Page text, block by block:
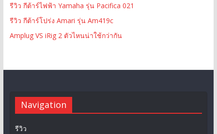
รีวิว กีต้าร์ไฟฟ้า Yamaha รุ่น Pacifica 021
รีวิว กีต้าร์โปร่ง Amari รุ่น Am419c
Amplug VS iRig 2 ตัวไหนน่าใช้กว่ากัน
Navigation
รีวิว